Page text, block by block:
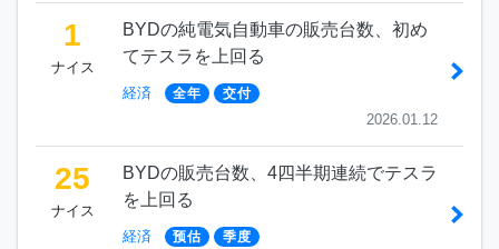
1
ナイス
BYDの純電気自動車の販売台数、初め
てテスラを上回る
経済 全年 交付
2026.01.12
25
ナイス
BYDの販売台数、4四半期連続でテスラ
を上回る
経済 预估 季度